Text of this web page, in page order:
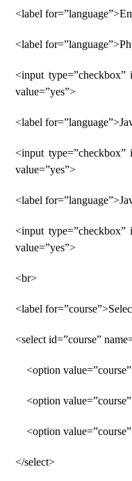
<label
<label
<input type=”checkbox”
value=”yes”>
<label
<input type=”checkbox”
value=”yes”>
<label
<input type=”checkbox”
value=”yes”>
<br>
<label
<select id=”course”
<option
<option
<option
</select>